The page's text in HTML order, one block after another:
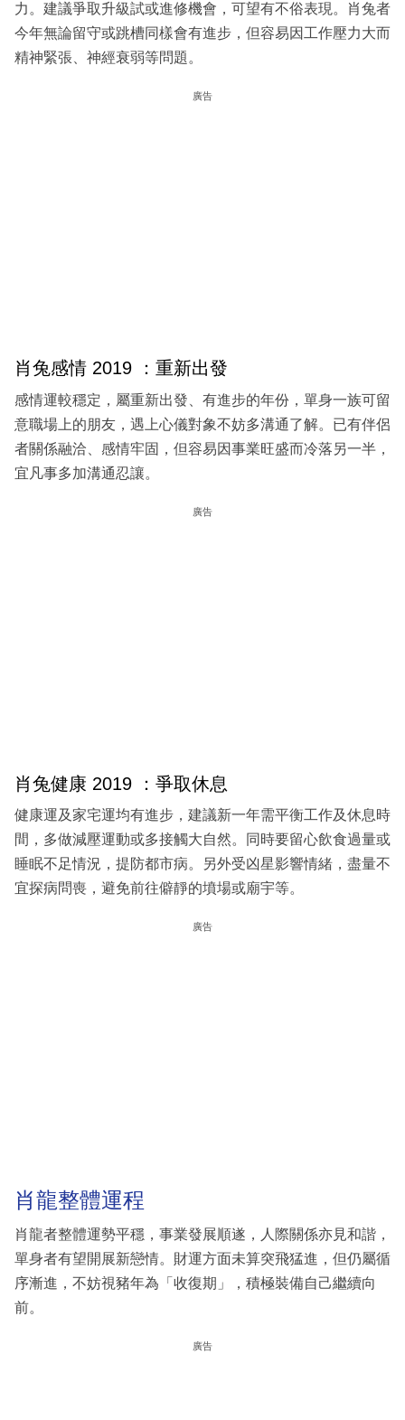
力。建議爭取升級試或進修機會，可望有不俗表現。肖兔者
今年無論留守或跳槽同樣會有進步，但容易因工作壓力大而
精神緊張、神經衰弱等問題。
廣告
肖兔感情 2019 ：重新出發
感情運較穩定，屬重新出發、有進步的年份，單身一族可留
意職場上的朋友，遇上心儀對象不妨多溝通了解。已有伴侶
者關係融洽、感情牢固，但容易因事業旺盛而冷落另一半，
宜凡事多加溝通忍讓。
廣告
肖兔健康 2019 ：爭取休息
健康運及家宅運均有進步，建議新一年需平衡工作及休息時
間，多做減壓運動或多接觸大自然。同時要留心飲食過量或
睡眠不足情況，提防都市病。另外受凶星影響情緒，盡量不
宜探病問喪，避免前往僻靜的墳場或廟宇等。
廣告
肖龍整體運程
肖龍者整體運勢平穩，事業發展順遂，人際關係亦見和諧，
單身者有望開展新戀情。財運方面未算突飛猛進，但仍屬循
序漸進，不妨視豬年為「收復期」，積極裝備自己繼續向
前。
廣告